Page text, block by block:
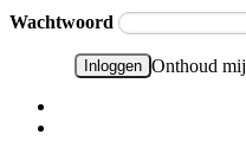
Wachtwoord
Onthoud mij